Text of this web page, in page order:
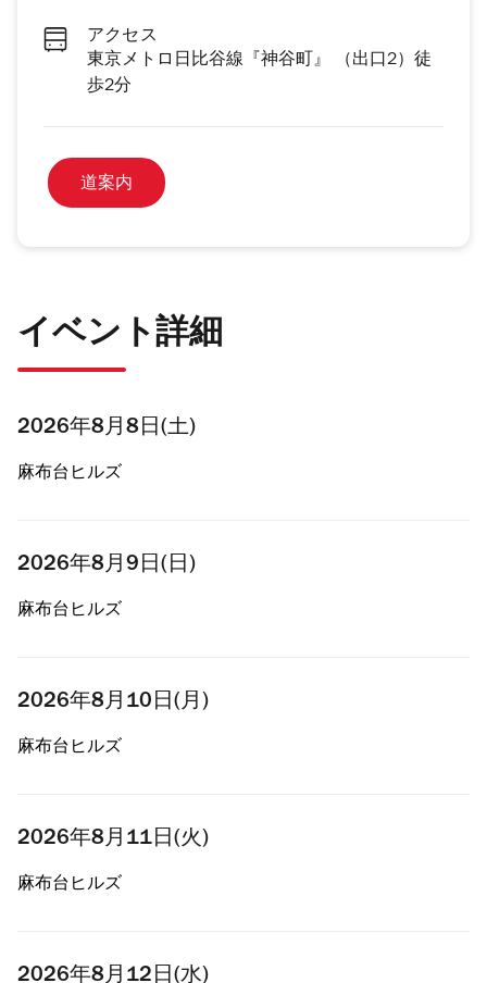
アクセス
東京メトロ日比谷線『神谷町』 （出口2）徒
歩2分
道案内
イベント詳細
2026年8月8日(土)
麻布台ヒルズ
2026年8月9日(日)
麻布台ヒルズ
2026年8月10日(月)
麻布台ヒルズ
2026年8月11日(火)
麻布台ヒルズ
2026年8月12日(水)